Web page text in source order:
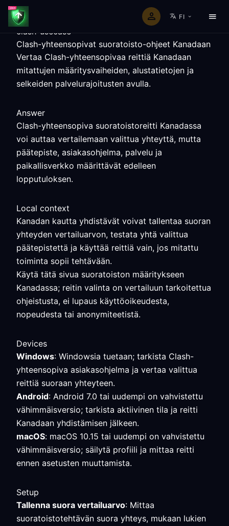
FI
clash-usecase
Clash-yhteensopivat suoratoisto-ohjeet Kanadaan
Vertaa Clash-yhteensopivaa reittiä Kanadaan
mitattujen määritysvaiheiden, alustatietojen ja
selkeiden palvelurajoitusten avulla.
Answer
Clash-yhteensopiva suoratoistoreitti Kanadassa
voi auttaa vertailemaan valittua yhteyttä, mutta
päätepiste, asiakasohjelma, palvelu ja
paikallisverkko määrittävät edelleen
lopputuloksen.
Local context
Kanadan kautta yhdistävät voivat tallentaa suoran
yhteyden vertailuarvon, testata yhtä valittua
päätepistettä ja käyttää reittiä vain, jos mitattu
toiminta sopii tehtävään.
Käytä tätä sivua suoratoiston määritykseen
Kanadassa; reitin valinta on vertailuun tarkoitettua
ohjeistusta, ei lupaus käyttöoikeudesta,
nopeudesta tai anonymiteetistä.
Devices
Windows: Windowsia tuetaan; tarkista Clash-
yhteensopiva asiakasohjelma ja vertaa valittua
reittiä suoraan yhteyteen.
Android: Android 7.0 tai uudempi on vahvistettu
vähimmäisversio; tarkista aktiivinen tila ja reitti
Kanadaan yhdistämisen jälkeen.
macOS: macOS 10.15 tai uudempi on vahvistettu
vähimmäisversio; säilytä profiili ja mittaa reitti
ennen asetusten muuttamista.
Setup
Tallenna suora vertailuarvo: Mittaa
suoratoistotehtävän suora yhteys, mukaan lukien